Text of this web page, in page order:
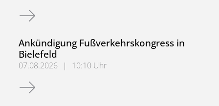
Ankündigung Deutscher Straßen- und Verkehrskongress
Ankündigung Fußverkehrskongress in
Bielefeld
07.08.2026 |
10:10 Uhr
Ankündigung Fußverkehrskongress in Bielefeld